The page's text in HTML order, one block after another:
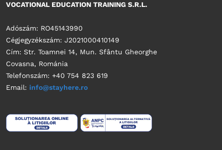
VOCATIONAL EDUCATION TRAINING S.R.L.
Adószám: RO45143990
Cégjegyzékszám: J2021000410149
Cím: Str. Toamnei 14, Mun. Sfântu Gheorghe
Covasna, Románia
Telefonszám: +40 754 823 619
Email: info@stayhere.ro